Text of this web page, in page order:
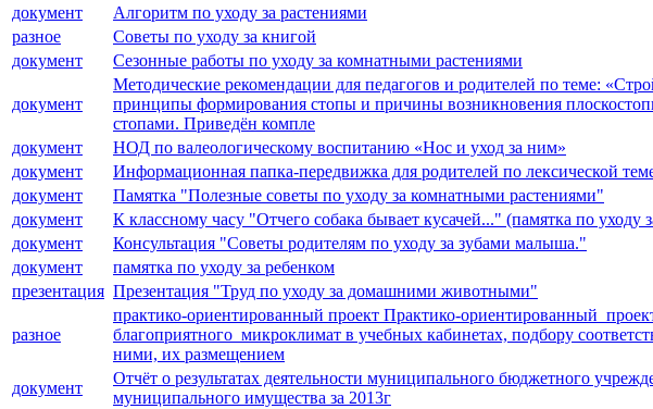
документ
Алгоритм по уходу за растениями
разное
Советы по уходу за книгой
документ
Сезонные работы по уходу за комнатными растениями
документ
Методические рекомендации для педагогов и родителей по теме:
принципы формирования стопы и причины возникновения
стопами. Приведён компле
документ НОД по валеологическому воспитанию «Нос и уход за ним»
документ
Информационная папка-передвижка для родителей по лексической
документ
Памятка "Полезные советы по уходу за комнатными растениями"
документ
К классному часу "Отчего собака бывает кусачей..." (памятка по
документ
Консультация "Советы родителям по уходу за зубами малыша."
документ
памятка по уходу за ребенком
презентация Презентация "Труд по уходу за домашними животными"
разное
практико-ориентированный проект Практико-ориентированный
благоприятного микроклимат в учебных кабинетах, подбору
ними, их размещением
документ
Отчёт о результатах деятельности муниципального бюджетного
муниципального имущества за 2013г